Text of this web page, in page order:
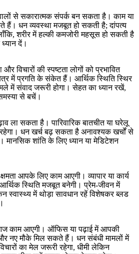
वालों से सकारात्मक संपर्क बन सकता है। काम या
हैं। धन व्यवस्था मजबूत हो सकती है; दांपत्य
शरीर में हल्की कमजोरी महसूस हो सकती है
दें।
विचारों की स्पष्टता लोगों को प्रभावित
में प्रगति के संकेत हैं। आर्थिक स्थिति स्थिर
में संवाद जरूरी होगा। सेहत का ध्यान रखें,
से बचें।
ला सकता है। पारिवारिक बातचीत या घरेलू
रहेगा। धन खर्च बढ़ सकता है अनावश्यक खर्चों से
शांति के लिए ध्यान या मेडिटेशन
आपके लिए काम आएगी। व्यापार या कार्य
स्थिति मजबूत बनेगी। प्रेम‑जीवन में
स्वास्थ्य में थोड़ा सावधान रहें विशेषकर ब्लड
काम आएगी। ऑफिस या पढ़ाई में आपकी
और नए मौके मिल सकते हैं। धन संबंधी मामलों में
का मेल जरूरी रहेगा, धीमी लेकिन